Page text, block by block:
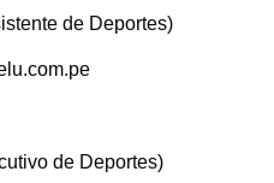
de Deportes)
de Deportes)